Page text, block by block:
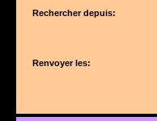
Rechercher depuis:
Renvoyer les: